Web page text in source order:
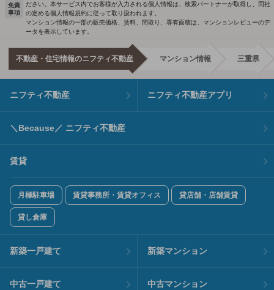
免責
事項
ださい。本サービス内でお客様が入力される個人情報は、検索パートナーが取得し、同社
の定める個人情報規約に従って取り扱われます。
マンション情報の一部の販売価格、賃料、間取り、専有面積は、マンションレビューのデ
ータを表示しています。
不動産・住宅情報のニフティ不動産 マンション情報 三重県
ニフティ不動産 ニフティ不動産アプリ
＼Because／ ニフティ不動産
賃貸
月極駐車場 賃貸事務所・賃貸オフィス 貸店舗・店舗賃貸
貸し倉庫
新築一戸建て 新築マンション
中古一戸建て 中古マンション